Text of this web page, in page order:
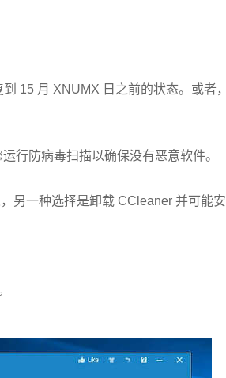
15 月 XNUMX 日之前的状态。或者
行防病毒扫描以确保没有恶意软件。
另一种选择是卸载 CCleaner 并可能